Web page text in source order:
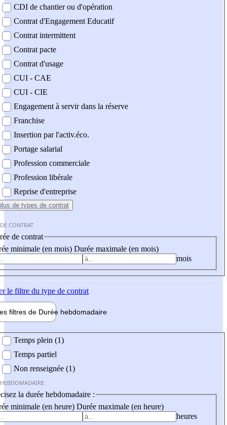
CDI de chantier ou d'opération
Contrat d'Engagement Educatif
Contrat intermittent
Contrat pacte
Contrat d'usage
CUI - CAE
CUI - CIE
Engagement à servir dans la réserve
Franchise
Insertion par l'activ.éco.
Portage salarial
Profession commerciale
Profession libérale
Reprise d'entreprise
de types de contrat
CONTRAT
de contrat
minimale (en mois) Durée maximale (en mois)
mois
le filtre du type de contrat
filtres de Durée hebdomadaire
Temps plein (1)
Temps partiel
Non renseignée (1)
la durée hebdomadaire :
minimale (en heure) Durée maximale (en heure)
heures